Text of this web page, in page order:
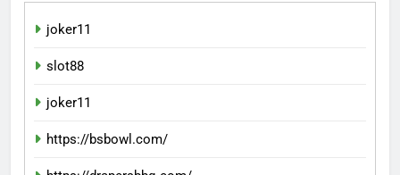
joker11
slot88
joker11
https://bsbowl.com/